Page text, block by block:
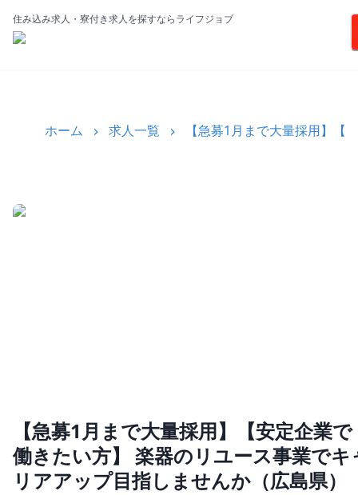
住み込み求人・寮付き求人を探すならライフジョブ
ホーム 求人一覧 【急募1月まで大量採用】
【急募1月まで大量採用】【安定企業で
働きたい方】 楽器のリユース事業でキ
リアアップ目指しませんか（広島県）